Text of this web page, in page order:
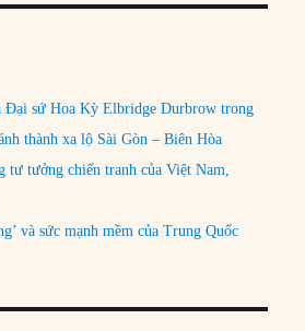
Đại sứ Hoa Kỳ Elbridge Durbrow trong
thành xa lộ Sài Gòn – Biên Hòa
tư tưởng chiến tranh của Việt Nam,
và sức mạnh mềm của Trung Quốc